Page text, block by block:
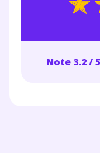
Note 3.2 /